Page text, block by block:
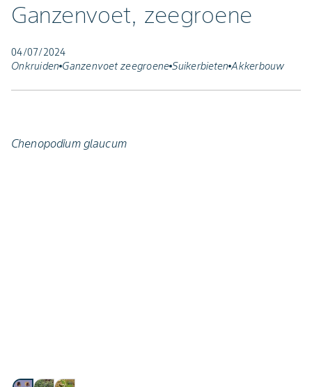
Ganzenvoet, zeegroene
04/07/2024
Onkruiden Ganzenvoet zeegroene Suikerbieten Akkerbouw
Chenopodium glaucum